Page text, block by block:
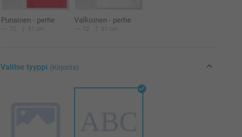
Punainen - perhe
72 81 cm
Valkoinen - perhe
72 81 cm
Valitse tyyppi (Kirjonta)